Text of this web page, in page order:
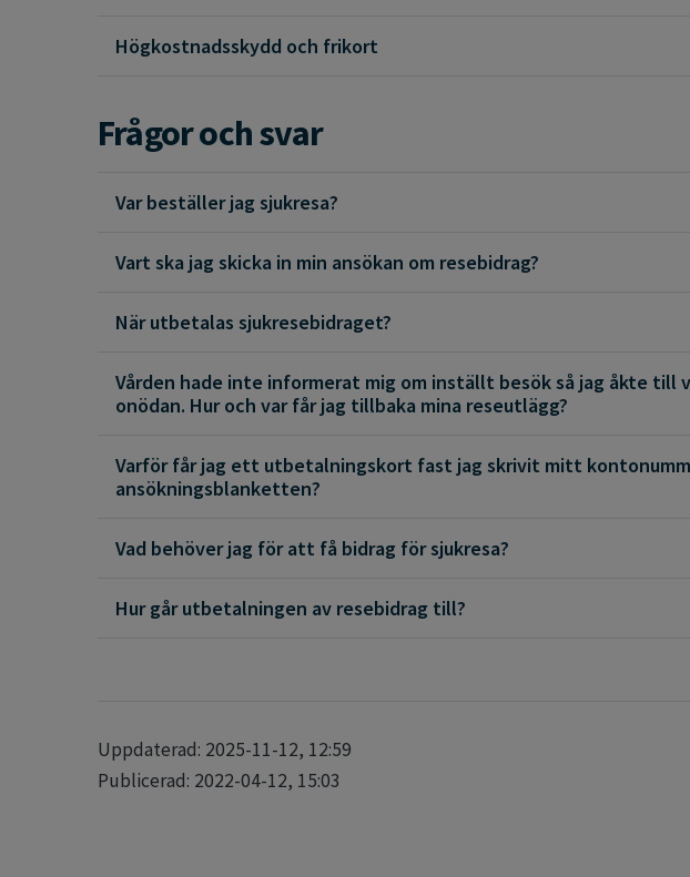
Högkostnadsskydd och frikort
Frågor och svar
Var beställer jag sjukresa?
Vart ska jag skicka in min ansökan om resebidrag?
När utbetalas sjukresebidraget?
Vården hade inte informerat mig om inställt besök så jag åkte till
onödan. Hur och var får jag tillbaka mina reseutlägg?
Varför får jag ett utbetalningskort fast jag skrivit mitt
ansökningsblanketten?
Vad behöver jag för att få bidrag för sjukresa?
Hur går utbetalningen av resebidrag till?
Uppdaterad: 2025-11-12, 12:59
Publicerad: 2022-04-12, 15:03